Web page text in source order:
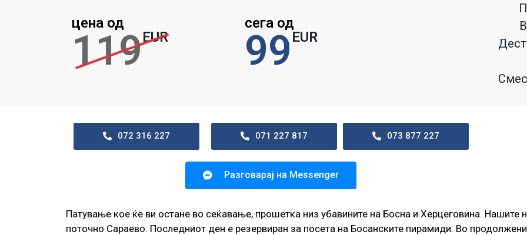
цена од
119EUR
сега од
99 EUR
072 316 227 071 227 817 073 877 227
Разговарај на Messenger
Патување кое ќе ви остане во сеќавање, прошетка низ убавините на Босна и Херцеговина. Нашите
поточно Сараево. Последниот ден е резервиран за посета на Босанските пирамиди. Во